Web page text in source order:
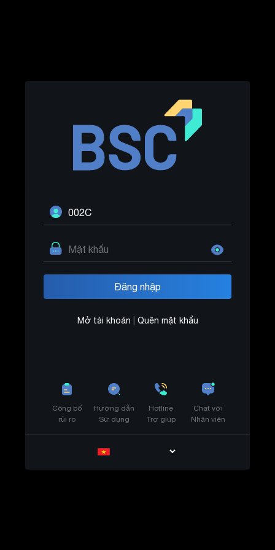
Mở tài khoản Quên mật khẩu
Công bố
rủi ro
Hướng dẫn
Sử dụng
Hotline
Trợ giúp
Chat với
Nhân viên